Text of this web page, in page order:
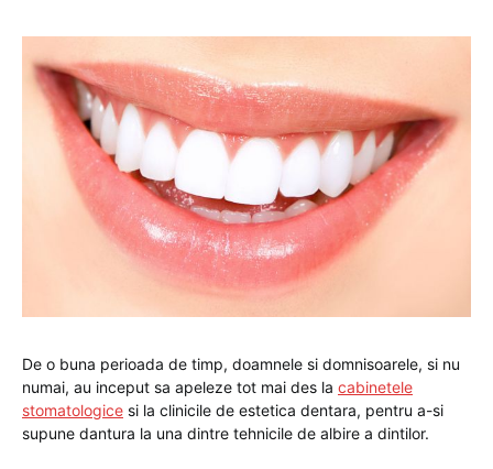
De o buna perioada de timp, doamnele si domnisoarele, si nu
numai, au inceput sa apeleze tot mai des la cabinetele
stomatologice si la clinicile de estetica dentara, pentru a-si
supune dantura la una dintre tehnicile de albire a dintilor.